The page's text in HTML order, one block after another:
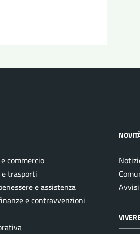
commercio
trasporti
e assistenza
e contravvenzioni
Avvisi